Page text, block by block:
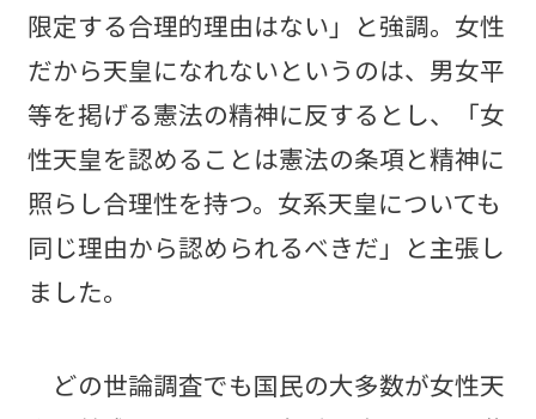
限定する合理的理由はない」と強調。女性
だから天皇になれないというのは、男女平
等を掲げる憲法の精神に反するとし、「女
性天皇を認めることは憲法の条項と精神に
照らし合理性を持つ。女系天皇についても
同じ理由から認められるべきだ」と主張し
ました。
どの世論調査でも国民の大多数が女性天